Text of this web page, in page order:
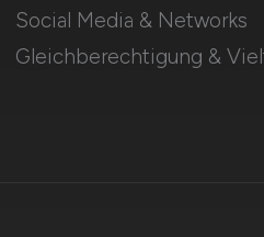
Social Media & Networks
Gleichberechtigung &